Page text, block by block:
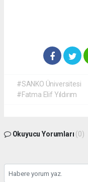
#SANKO Üniversitesi
#Fatma Elif Yıldırım
Okuyucu Yorumları (0)